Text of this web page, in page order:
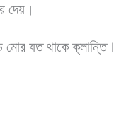
দেয়।
মোর যত থাকে ক্লান্তি।